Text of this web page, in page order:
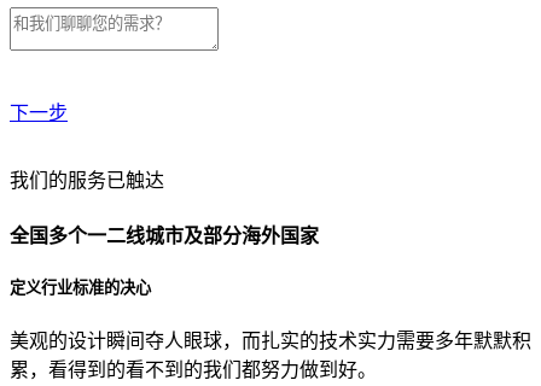
下一步
贵公司预算范围是？
贵公司的团队规模是？
目前主要的营销渠道是？
我们的服务已触达
全国多个一二线城市及部分海外国家
定义行业标准的决心
美观的设计瞬间夺人眼球，而扎实的技术实力需要多年默默积
累，看得到的看不到的我们都努力做到好。